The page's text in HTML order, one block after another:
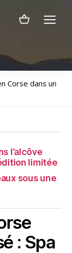
Corse dans un
l’alcôve
limitée
sous une
: Spa